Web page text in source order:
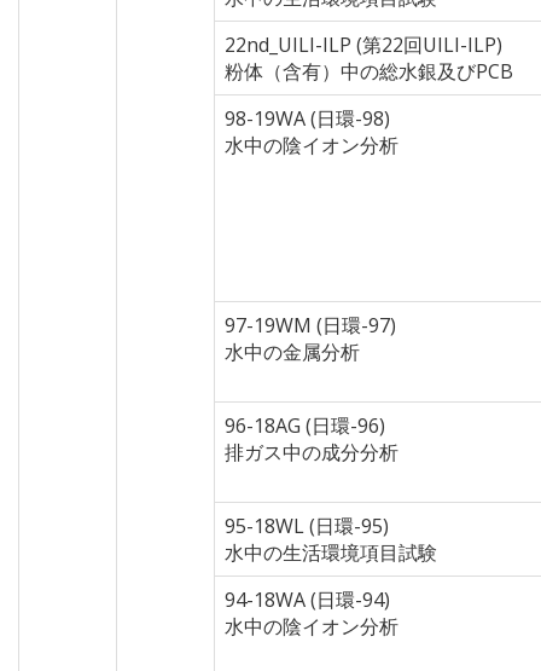
22nd_UILI-ILP (第22回UILI-ILP)
粉体（含有）中の総水銀及びPCB
98-19WA (日環-98)
水中の陰イオン分析
97-19WM (日環-97)
水中の金属分析
96-18AG (日環-96)
排ガス中の成分分析
95-18WL (日環-95)
水中の生活環境項目試験
94-18WA (日環-94)
水中の陰イオン分析